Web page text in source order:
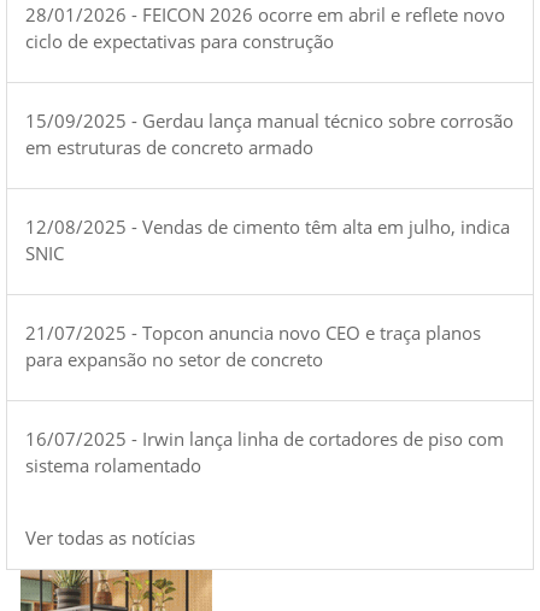
28/01/2026 - FEICON 2026 ocorre em abril e reflete novo
ciclo de expectativas para construção
15/09/2025 - Gerdau lança manual técnico sobre corrosão
em estruturas de concreto armado
12/08/2025 - Vendas de cimento têm alta em julho, indica
SNIC
21/07/2025 - Topcon anuncia novo CEO e traça planos
para expansão no setor de concreto
16/07/2025 - Irwin lança linha de cortadores de piso com
sistema rolamentado
Ver todas as notícias